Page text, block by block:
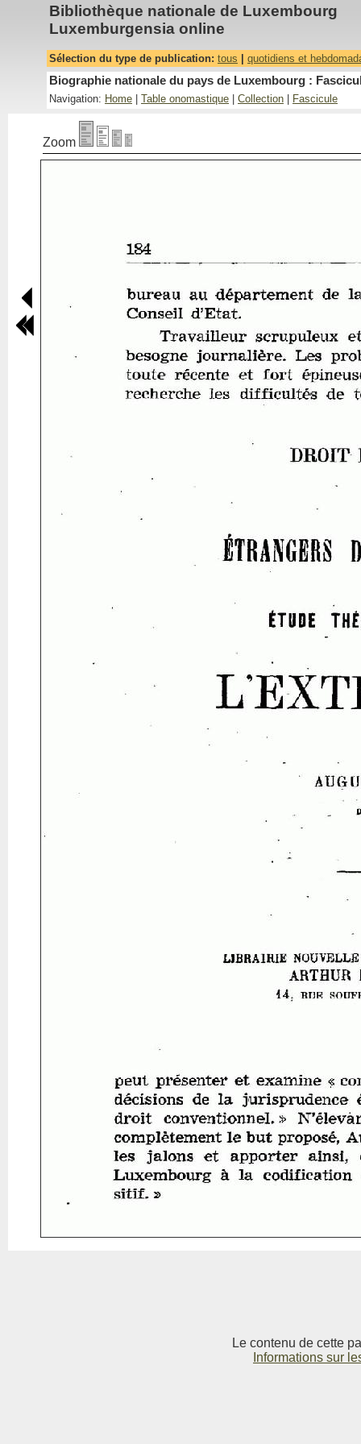
Bibliothèque nationale de Luxembourg
Luxemburgensia online
Sélection du type de publication: tous quotidiens et
Biographie nationale du pays de Luxembourg :
Navigation: Home Table onomastique Collection Fascicule
Zoom
Le contenu de cette
Informations sur